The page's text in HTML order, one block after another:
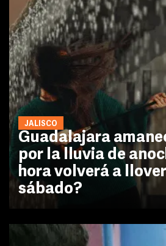
JALISCO
Guadalajara
por la lluvia de
hora volverá a
sábado?